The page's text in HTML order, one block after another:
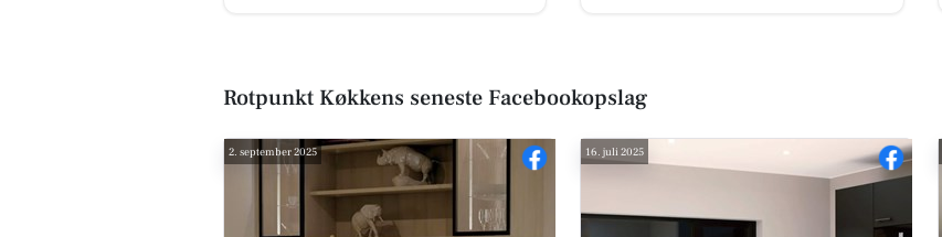
Rotpunkt Køkkens seneste Facebookopslag
2. september 2025 16. juli 2025